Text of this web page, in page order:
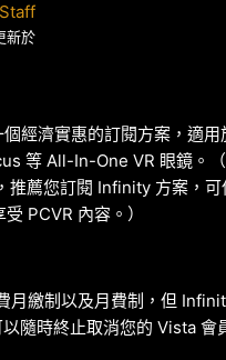
新於
經濟實惠的訂閱方案，適用
等 All-In-One VR 眼鏡。
推薦您訂閱 Infinity 方案，可
PCVR 內容。）
月繳制以及月費制，但
隨時終止取消您的 Vista 會